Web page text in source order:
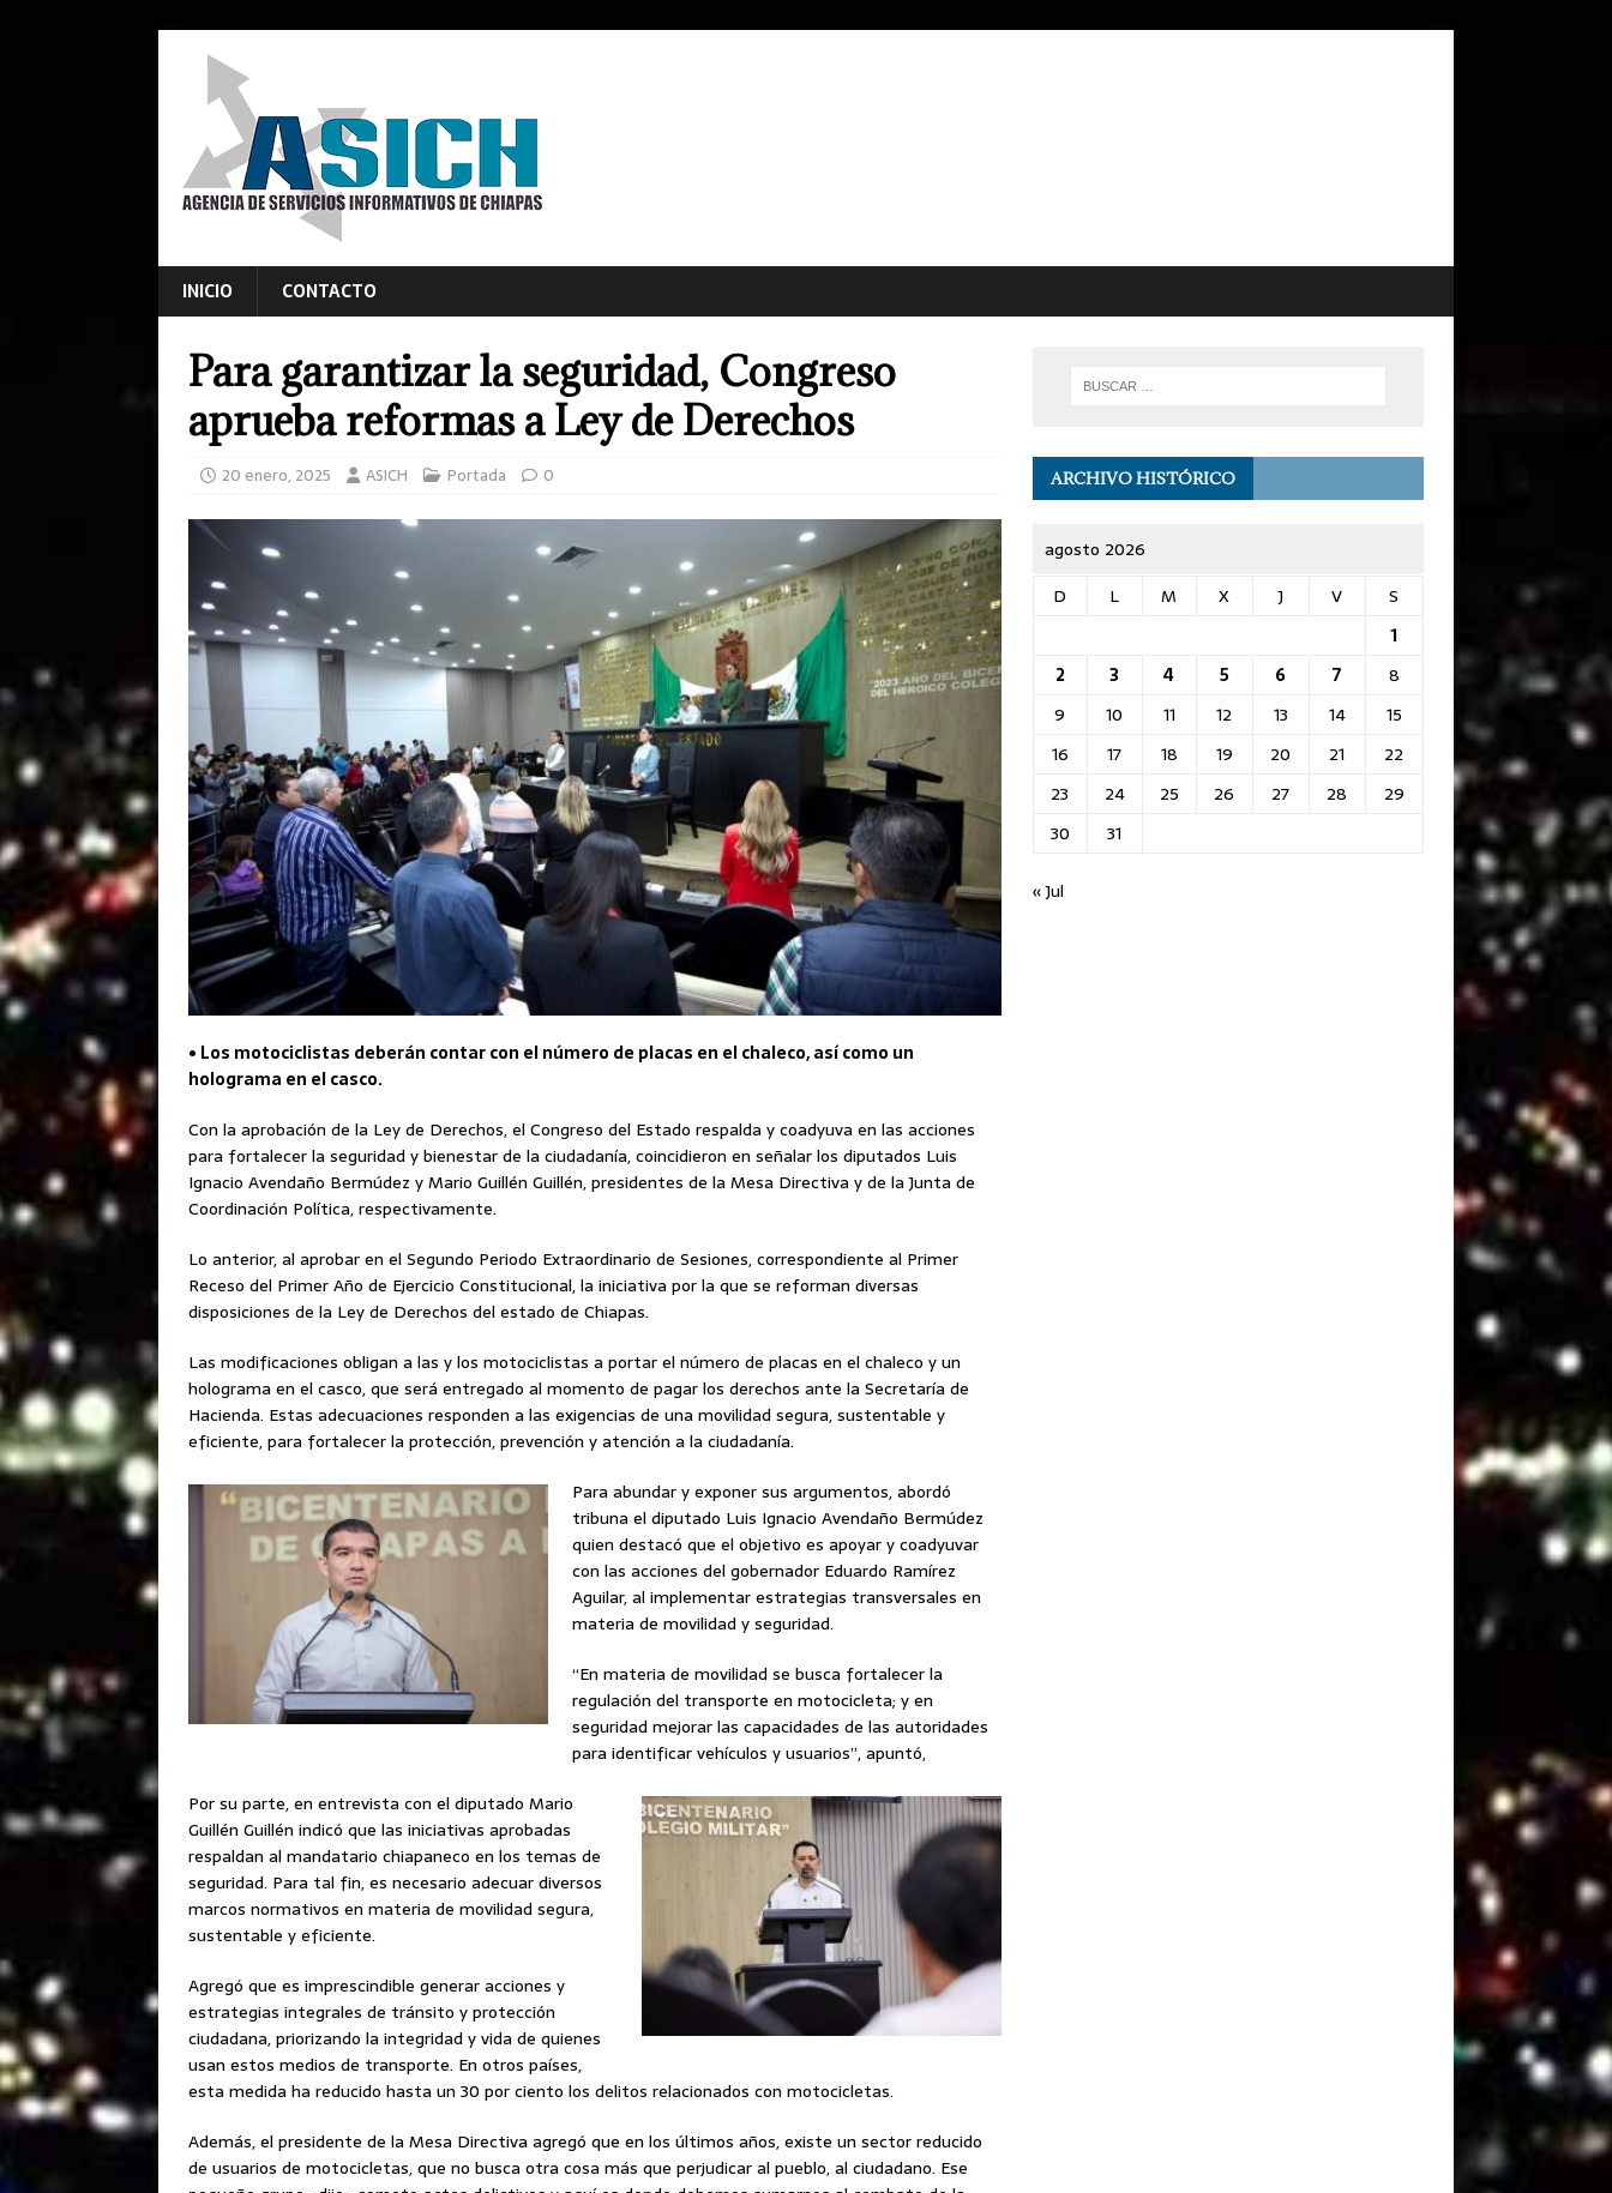
INICIO CONTACTO
Para garantizar la seguridad, Congreso
aprueba reformas a Ley de Derechos
20 enero, 2025 ASICH Portada 0
• Los motociclistas deberán contar con el número de placas en el chaleco, así como un
holograma en el casco.
Con la aprobación de la Ley de Derechos, el Congreso del Estado respalda y coadyuva en las acciones
para fortalecer la seguridad y bienestar de la ciudadanía, coincidieron en señalar los diputados Luis
Ignacio Avendaño Bermúdez y Mario Guillén Guillén, presidentes de la Mesa Directiva y de la Junta de
Coordinación Política, respectivamente.
Lo anterior, al aprobar en el Segundo Periodo Extraordinario de Sesiones, correspondiente al Primer
Receso del Primer Año de Ejercicio Constitucional, la iniciativa por la que se reforman diversas
disposiciones de la Ley de Derechos del estado de Chiapas.
Las modificaciones obligan a las y los motociclistas a portar el número de placas en el chaleco y un
holograma en el casco, que será entregado al momento de pagar los derechos ante la Secretaría de
Hacienda. Estas adecuaciones responden a las exigencias de una movilidad segura, sustentable y
eficiente, para fortalecer la protección, prevención y atención a la ciudadanía.
Para abundar y exponer sus argumentos, abordó
tribuna el diputado Luis Ignacio Avendaño Bermúdez
quien destacó que el objetivo es apoyar y coadyuvar
con las acciones del gobernador Eduardo Ramírez
Aguilar, al implementar estrategias transversales en
materia de movilidad y seguridad.
“En materia de movilidad se busca fortalecer la
regulación del transporte en motocicleta; y en
seguridad mejorar las capacidades de las autoridades
para identificar vehículos y usuarios”, apuntó,
Por su parte, en entrevista con el diputado Mario
Guillén Guillén indicó que las iniciativas aprobadas
respaldan al mandatario chiapaneco en los temas de
seguridad. Para tal fin, es necesario adecuar diversos
marcos normativos en materia de movilidad segura,
sustentable y eficiente.
Agregó que es imprescindible generar acciones y
estrategias integrales de tránsito y protección
ciudadana, priorizando la integridad y vida de quienes
usan estos medios de transporte. En otros países,
esta medida ha reducido hasta un 30 por ciento los delitos relacionados con motocicletas.
Además, el presidente de la Mesa Directiva agregó que en los últimos años, existe un sector reducido
de usuarios de motocicletas, que no busca otra cosa más que perjudicar al pueblo, al ciudadano. Ese
ARCHIVO HISTÓRICO
agosto 2026
D
L M X J V
S
1
2
3 4 5 6 7
8
9
10 11 12 13 14
15
16
17 18 19 20 21
22
23
24 25 26 27 28
29
30
31
« Jul